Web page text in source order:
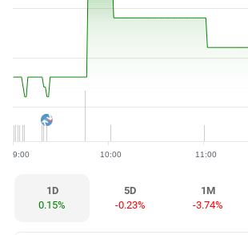
9:00 10:00 11:00
1D
0.15%
5D
-0.23%
1M
-3.74%
HÀNG
HÓA